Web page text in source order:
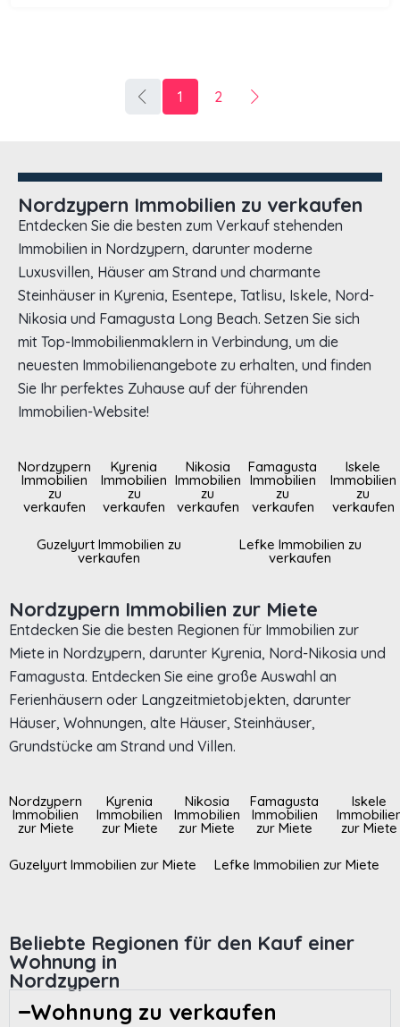
1 2
Nordzypern Immobilien zu verkaufen
Entdecken Sie die besten zum Verkauf stehenden
Immobilien in Nordzypern, darunter moderne
Luxusvillen, Häuser am Strand und charmante
Steinhäuser in Kyrenia, Esentepe, Tatlisu, Iskele, Nord-
Nikosia und Famagusta Long Beach. Setzen Sie sich
mit Top-Immobilienmaklern in Verbindung, um die
neuesten Immobilienangebote zu erhalten, und finden
Sie Ihr perfektes Zuhause auf der führenden
Immobilien-Website!
Nordzypern
Immobilien
zu
verkaufen
Kyrenia
Immobilien
zu
verkaufen
Nikosia
Immobilien
zu
verkaufen
Famagusta
Immobilien
zu
verkaufen
Iskele
Immobilien
zu
verkaufen
Guzelyurt Immobilien zu
verkaufen
Lefke Immobilien zu
verkaufen
Nordzypern Immobilien zur Miete
Entdecken Sie die besten Regionen für Immobilien zur
Miete in Nordzypern, darunter Kyrenia, Nord-Nikosia und
Famagusta. Entdecken Sie eine große Auswahl an
Ferienhäusern oder Langzeitmietobjekten, darunter
Häuser, Wohnungen, alte Häuser, Steinhäuser,
Grundstücke am Strand und Villen.
Nordzypern
Immobilien
zur Miete
Kyrenia
Immobilien
zur Miete
Nikosia
Immobilien
zur Miete
Famagusta
Immobilien
zur Miete
Iskele
zur Miete
Guzelyurt Immobilien zur Miete Lefke Immobilien zur Miete
Beliebte Regionen für den Kauf einer
Wohnung in
Nordzypern
Wohnung zu verkaufen